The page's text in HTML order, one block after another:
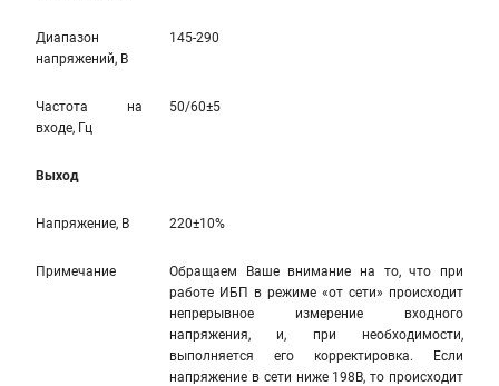
Диапазон
напряжений, В
145-290
Частота на
входе, Гц
50/60±5
Выход
Напряжение, В 220±10%
Примечание
Обращаем Ваше внимание на то, что при
работе ИБП в режиме «от сети» происходит
непрерывное измерение входного
напряжения, и, при необходимости,
выполняется его корректировка. Если
напряжение в сети ниже 198В, то происходит